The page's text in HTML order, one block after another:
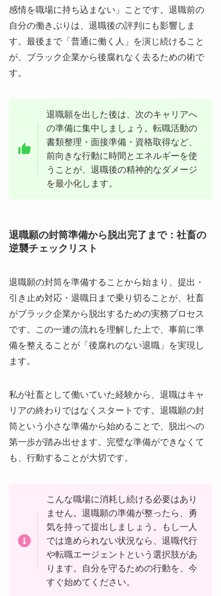
感情を職場に持ち込まない」ことです。退職前の
自分の働きぶりは、退職後の評判にも影響しま
す。最後まで「普通に働く人」を演じ続けること
が、ブラック企業から後腐れなく去るための術で
す。
退職願を出した後は、次のキャリアへ
の準備に集中しましょう。転職活動の
書類整理・面接準備・資格取得など、
前向きな行動に時間とエネルギーを使
うことが、退職後の精神的なダメージ
を最小化します。
退職願の封筒準備から脱出完了まで：社畜の
逆襲チェックリスト
退職願の封筒を準備することから始まり、提出・
引き止め対応・退職日まで乗り切ることが、社畜
がブラック企業から脱出するための実務プロセス
です。この一連の流れを理解した上で、事前に準
備を整えることが「後腐れのない退職」を実現し
ます。
私が社畜として働いていた経験から、退職はキャ
リアの終わりではなくスタートです。退職願の封
筒という小さな準備から始めることで、脱出への
第一歩が踏み出せます。完璧な準備ができなくて
も、行動することが大切です。
こんな職場に消耗し続ける必要はあり
ません。退職願の準備が整ったら、勇
気を持って提出しましょう。もし一人
では進められない状況なら、退職代行
や転職エージェントという選択肢があ
ります。自分を守るための行動を、今
すぐ始めてください。